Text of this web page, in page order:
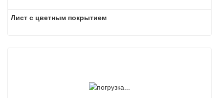
Лист с цветным покрытием